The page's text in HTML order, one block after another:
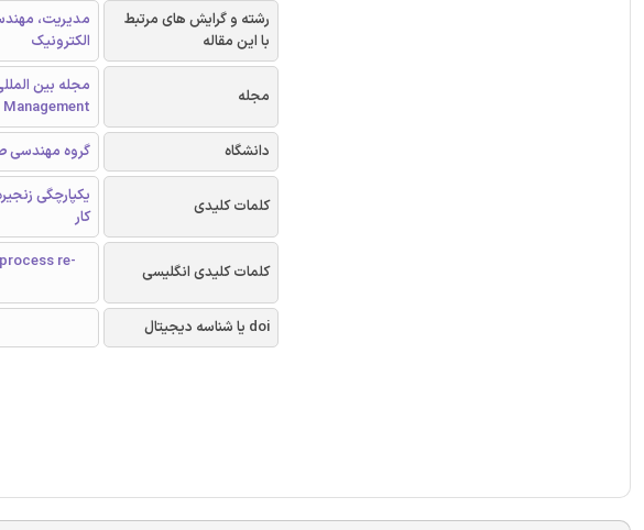
رشته و گرایش های مرتبط
با این مقاله
مدیریت،
الکترونیک
مجله
Management
دانشگاه
گروه مهندسی
کلمات کلیدی
یکپارچگی
کار
کلمات کلیدی انگلیسی
re-
doi یا شناسه دیجیتال